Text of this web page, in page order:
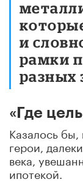
и
рамки
разных
«Где
Казалось
герои,
века,
ипотекой.